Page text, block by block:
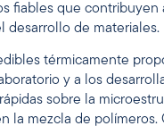
fiables que contribuyen
desarrollo de materiales.
térmicamente
y a los
sobre la
la mezcla de polímeros.